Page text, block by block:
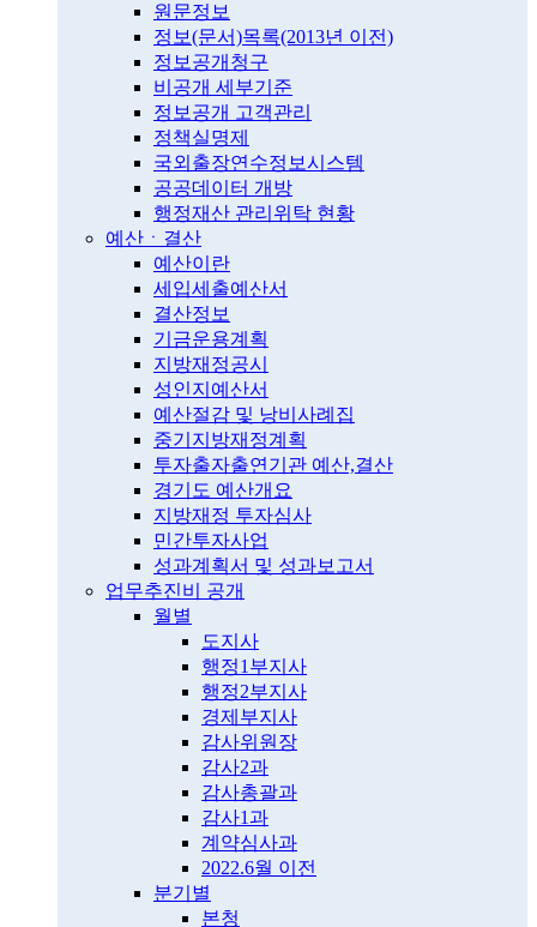
원문정보
정보(문서)목록(2013년 이전)
정보공개청구
비공개 세부기준
정보공개 고객관리
정책실명제
국외출장연수정보시스템
공공데이터 개방
행정재산 관리위탁 현황
예산ㆍ결산
예산이란
세입세출예산서
결산정보
기금운용계획
지방재정공시
성인지예산서
예산절감 및 낭비사례집
중기지방재정계획
투자출자출연기관 예산,결산
경기도 예산개요
지방재정 투자심사
민간투자사업
성과계획서 및 성과보고서
업무추진비 공개
월별
도지사
행정1부지사
행정2부지사
경제부지사
감사위원장
감사2과
감사총괄과
감사1과
계약심사과
2022.6월 이전
분기별
본청